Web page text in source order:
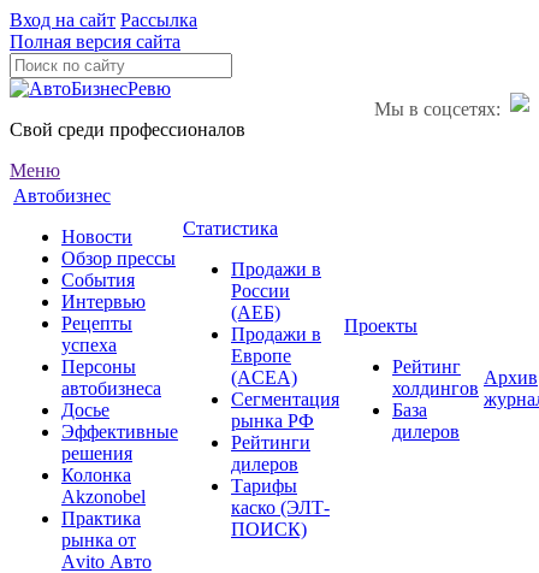
Вход на сайт Рассылка
Полная версия сайта
Мы в соцсетях:
Свой среди профессионалов
Меню
Автобизнес
Новости
Обзор прессы
События
Интервью
Рецепты
успеха
Персоны
автобизнеса
Досье
Эффективные
решения
Колонка
Akzonobel
Практика
рынка от
Аvito Авто
Статистика
Продажи в
России
(АЕБ)
Продажи в
Европе
(ACEA)
Сегментация
рынка РФ
Рейтинги
дилеров
Тарифы
каско (ЭЛТ-
ПОИСК)
Проекты
Рейтинг
холдингов
База
дилеров
Архив